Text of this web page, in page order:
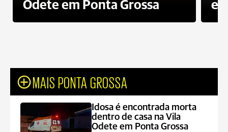
Odete em Ponta Grossa
e
MAIS PONTA GROSSA
Idosa é encontrada morta
dentro de casa na Vila
Odete em Ponta Grossa